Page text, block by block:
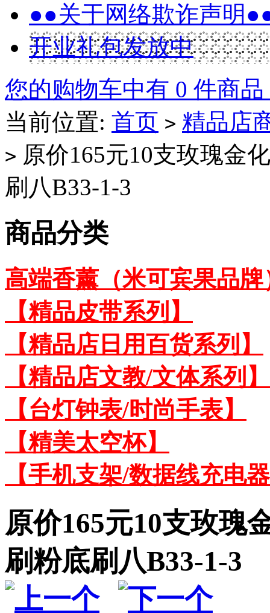
●●关于网络欺诈声明
开业礼包发放中
您的购物车中有 0 件商
当前位置: 首页 > 精品店
> 原价165元10支玫瑰金
刷八B33-1-3
商品分类
高端香薰（米可宾果品牌
【精品皮带系列】
【精品店日用百货系列】
【精品店文教/文体系列】
【台灯钟表/时尚手表】
【精美太空杯】
【手机支架/数据线充电
原价165元10支玫瑰
刷粉底刷八B33-1-3